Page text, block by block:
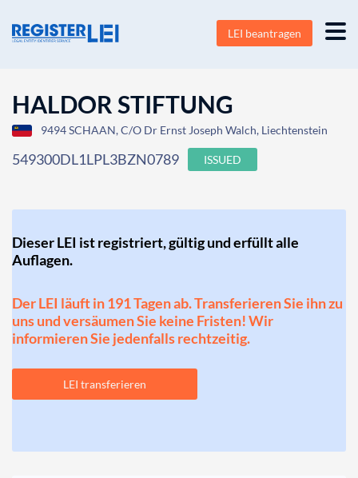
LEI beantragen
HALDOR STIFTUNG
9494 SCHAAN, C/O Dr Ernst Joseph Walch, Liechtenstein
549300DL1LPL3BZN0789 ISSUED
Dieser LEI ist registriert, gültig und erfüllt alle
Auflagen.
Der LEI läuft in 191 Tagen ab. Transferieren Sie ihn zu
uns und versäumen Sie keine Fristen! Wir
informieren Sie jedenfalls rechtzeitig.
LEI transferieren